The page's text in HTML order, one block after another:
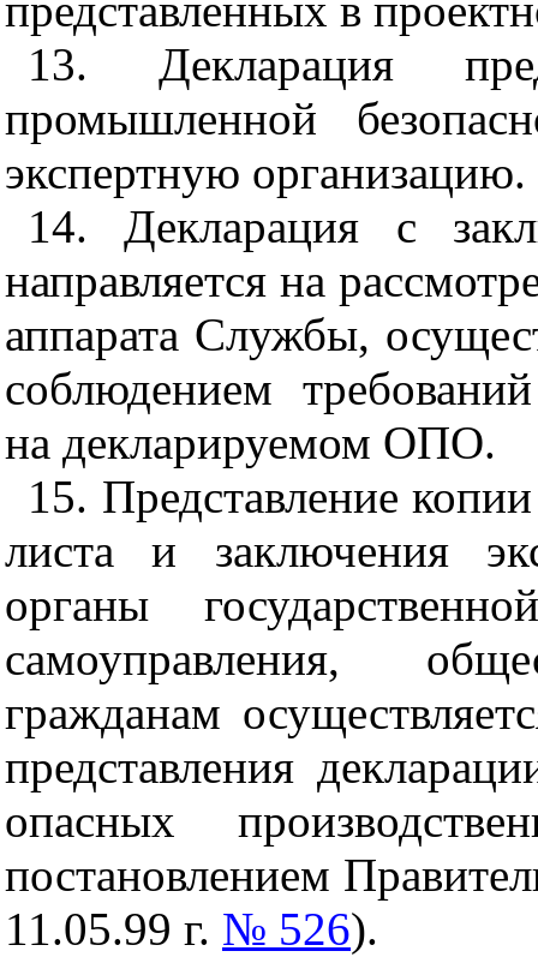
представленных в
13. Декларация
промышленной
экспертную организацию.
14. Декларация с
направляется на
аппарата Службы,
соблюдением
на декларируемом ОПО.
15. Представление
листа и заключения
органы
самоуправления,
гражданам
представления
опасных
постановлением
11.05.99 г. № 526).